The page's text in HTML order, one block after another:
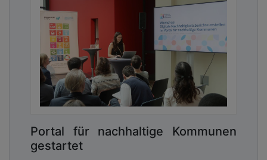
Portal für nachhaltige Kommunen
gestartet